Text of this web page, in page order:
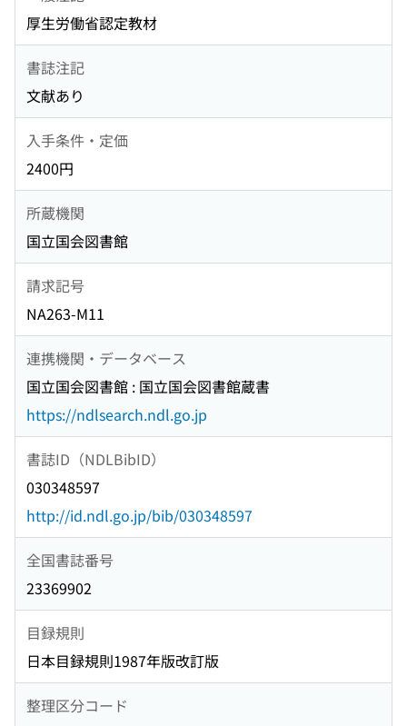
厚生労働省認定教材
書誌注記
文献あり
入手条件・定価
2400円
所蔵機関
国立国会図書館
請求記号
NA263-M11
連携機関・データベース
国立国会図書館 : 国立国会図書館蔵書
https://ndlsearch.ndl.go.jp
書誌ID（NDLBibID）
030348597
http://id.ndl.go.jp/bib/030348597
全国書誌番号
23369902
目録規則
日本目録規則1987年版改訂版
整理区分コード